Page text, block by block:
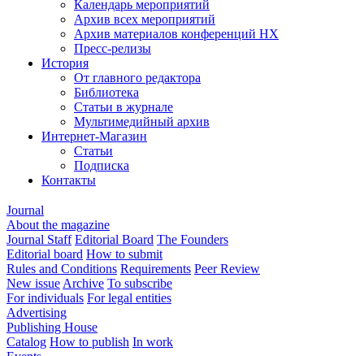
Календарь мероприятий
Архив всех мероприятий
Архив материалов конференций НХ
Пресс-релизы
История
От главного редактора
Библиотека
Статьи в журнале
Мультимедийный архив
Интернет-Магазин
Статьи
Подписка
Контакты
Journal
About the magazine
Journal Staff Editorial Board The Founders
Editorial board How to submit
Rules and Conditions Requirements Peer Review
New issue Archive To subscribe
For individuals For legal entities
Advertising
Publishing House
Catalog How to publish In work